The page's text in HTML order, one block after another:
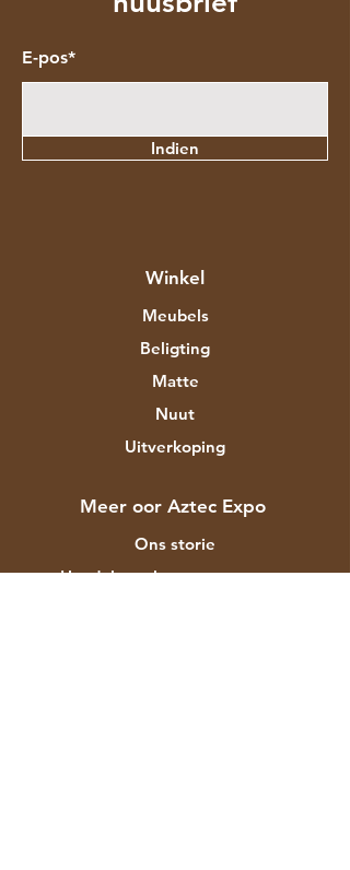
E-pos*
Indien
Winkel
Meubels
Beligting
Matte
Nuut
Uitverkoping
Meer oor Aztec Expo
Ons storie
Handelsmerke en ontwerpers